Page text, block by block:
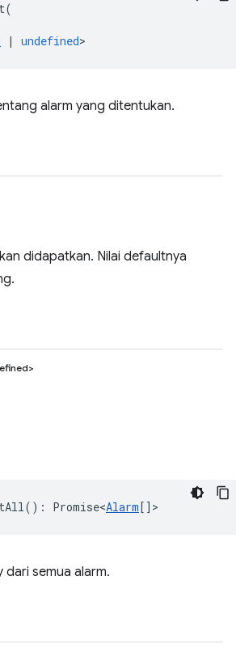
(
| undefined>
alarm yang ditentukan.
didapatkan. Nilai defaultnya
() : Promise<Alarm[] >
semua alarm.